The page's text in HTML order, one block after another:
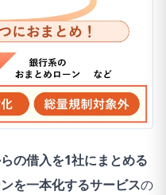
の借入を1社にまとめる
を一本化するサービスの